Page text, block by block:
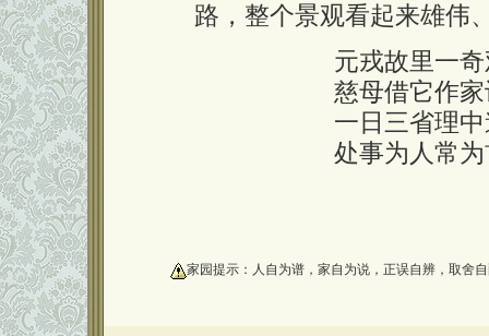
路，整个景观看起来雄伟
元戎故里一
慈母借它作
一日三省理
处事为人常
家园提示：人自为谱，家自为说，正误自辨，取舍